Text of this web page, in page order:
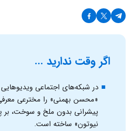
اگر وقت ندارید …
در شبکه‌های اجتماعی
«محسن بهمنی» را مخترعی
پیشرانی بدون ملخ و سوخت، بر
نیوتون» ساخته است.